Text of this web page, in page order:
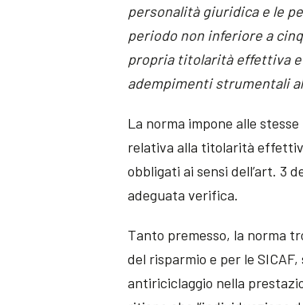
personalità giuridica e le
periodo non inferiore a
propria titolarità effettiva
adempimenti strumentali
La norma impone alle
relativa alla titolarità
obbligati ai sensi dell’art. 3
adeguata verifica.
Tanto premesso, la norma
del risparmio e per le
antiriciclaggio nella